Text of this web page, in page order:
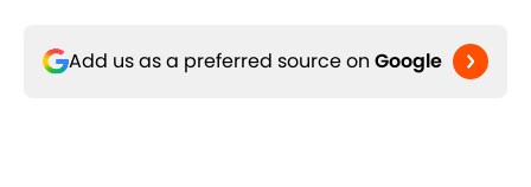
Add us as a preferred source on Google